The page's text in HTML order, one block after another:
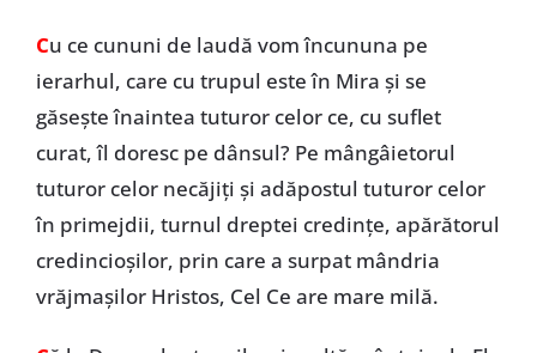
Cu ce cununi de laudă vom încununa pe
ierarhul, care cu trupul este în Mira şi se
găseşte înaintea tuturor celor ce, cu suflet
curat, îl doresc pe dânsul? Pe mângâietorul
tuturor celor necăjiţi şi adăpostul tuturor celor
în primejdii, turnul dreptei credinţe, apărătorul
credincioşilor, prin care a surpat mândria
vrăjmaşilor Hristos, Cel Ce are mare milă.